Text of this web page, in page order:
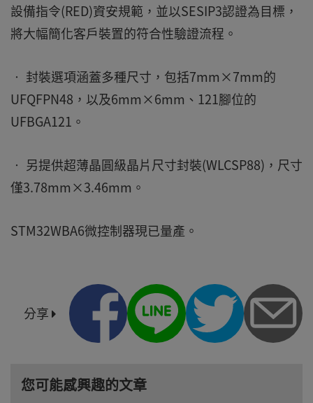
設備指令(RED)資安規範，並以SESIP3認證為目標，
將大幅簡化客戶裝置的符合性驗證流程。
• 封裝選項涵蓋多種尺寸，包括7mm×7mm的
UFQFPN48，以及6mm×6mm、121腳位的
UFBGA121。
• 另提供超薄晶圓級晶片尺寸封裝(WLCSP88)，尺寸
僅3.78mm×3.46mm。
STM32WBA6微控制器現已量產。
分享
您可能感興趣的文章